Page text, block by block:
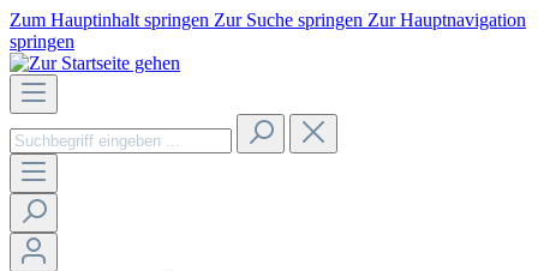
Zum Hauptinhalt springen Zur Suche springen Zur Hauptnavigation
springen